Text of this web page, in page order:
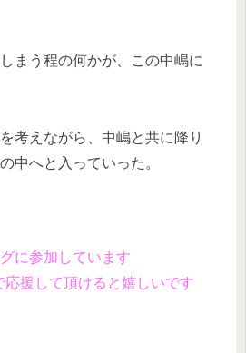
まう程の何かが、この中嶋に
考えながら、中嶋と共に降り
中へと入っていった。
に参加しています
応援して頂けると嬉しいです